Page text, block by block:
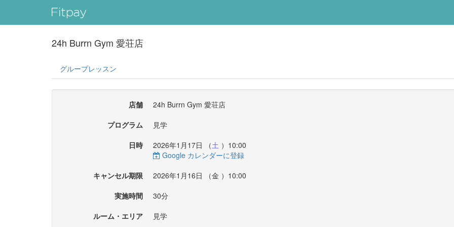
24h Burrn Gym 愛荘店
グループレッスン
店舗
24h Burrn Gym 愛荘店
プログラム
見学
日時
2026年1月17日 （土 ）10:00
Google カレンダーに登録
キャンセル期限
2026年1月16日 （金 ）10:00
実施時間
30分
ルーム・エリア
見学